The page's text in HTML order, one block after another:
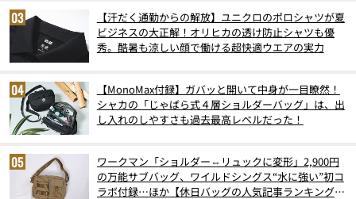
【汗だく通勤からの解放】ユニクロのポロシャツが夏
ビジネスの大正解！オリヒカの透け防止シャツも優
秀。酷暑も涼しい顔で働ける超快適ウエアの実力
【MonoMax付録】ガバッと開いて中身が一目瞭然！
シャカの「じゃばら式４層ショルダーバッグ」は、出
し入れのしやすさも過去最高レベルだった！
ワークマン「ショルダー⇔リュックに変形」2,900円
の万能サブバッグ、ワイルドシングス“水に強い”初コ
ラボ付録…ほか【休日バッグの人気記事ランキングベ